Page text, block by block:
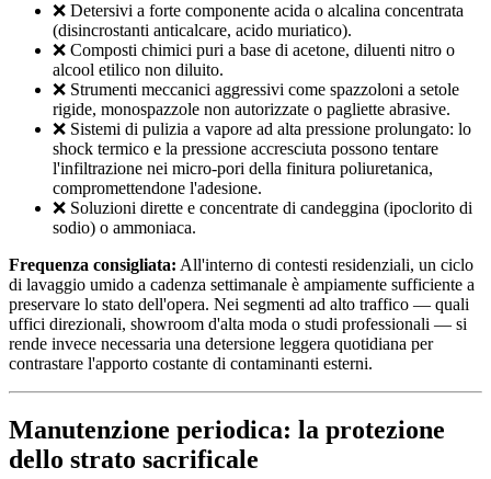
❌ Detersivi a forte componente acida o alcalina concentrata
(disincrostanti anticalcare, acido muriatico).
❌ Composti chimici puri a base di acetone, diluenti nitro o
alcool etilico non diluito.
❌ Strumenti meccanici aggressivi come spazzoloni a setole
rigide, monospazzole non autorizzate o pagliette abrasive.
❌ Sistemi di pulizia a vapore ad alta pressione prolungato: lo
shock termico e la pressione accresciuta possono tentare
l'infiltrazione nei micro-pori della finitura poliuretanica,
compromettendone l'adesione.
❌ Soluzioni dirette e concentrate di candeggina (ipoclorito di
sodio) o ammoniaca.
Frequenza consigliata: All'interno di contesti residenziali, un ciclo
di lavaggio umido a cadenza settimanale è ampiamente sufficiente a
preservare lo stato dell'opera. Nei segmenti ad alto traffico — quali
uffici direzionali, showroom d'alta moda o studi professionali — si
rende invece necessaria una detersione leggera quotidiana per
contrastare l'apporto costante di contaminanti esterni.
Manutenzione periodica: la protezione
dello strato sacrificale